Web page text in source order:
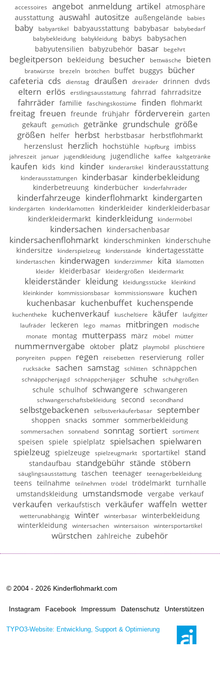
accessoires angebot anmeldung artikel atmosphäre
ausstattung auswahl autositze außengelände babies
baby babyartikel babyausstattung babybasar
babybedarf
babybekleidung
babykleidung babys
babysachen
babyutensilien
babyzubehör basar begehrt
begleitperson bekleidung besucher bettwäsche bieten
bratwürste brezeln brötchen buffet buggys
bücher
cafeteria cds dienstag draußen dreiräder drinnen dvds
eltern erlös erstlingsausstattung fahrrad fahrradsitze
fahrräder familie faschingskostüme finden flohmarkt
freitag freuen freunde frühjahr förderverein garten
gekauft
gemütlich getränke grundschule größe
größen
helfer herbst herbstbasar herbstflohmarkt
herzenslust herzlich hochstühle hüpfburg imbiss
jahreszeit januar jugendkleidung jugendliche kaffee kaltgetränke
kaufen kids kind kinder kinderartikel kinderausstattung
kinderausstattungen kinderbasar kinderbekleidung
kinderbetreuung kinderbücher kinderfahrräder
kinderfahrzeuge kinderflohmarkt kindergarten
kindergärten kinderklamotten kinderkleider kinderkleiderbasar
kinderkleidermarkt kinderkleidung kindermöbel
kindersachen kindersachenbasar
kindersachenflohmarkt kinderschminken
kinderschuhe
kindersitze
kinderspielzeug kinderstände kindertagesstätte
kindertaschen kinderwagen kinderzimmer kita
klamotten
kleider
kleiderbasar kleidergrößen kleidermarkt
kleiderständer kleidung kleidungsstücke
kleinkind
kleinkinder
kommissionsbasar kommissionsware
kuchen
kuchenbasar kuchenbuffet kuchenspende
kuchentheke kuchenverkauf kuscheltiere käufer
laufgitter
laufräder
leckeren lego mamas mitbringen
modische
monate
montag mutterpass märz möbel mütter
nummernvergabe oktober platz playmobil
plüschtiere
ponyreiten
puppen regen reisebetten reservierung roller
rucksäcke sachen samstag schlitten schnäppchen
schnäppchenjagd schnäppchenjäger schuhe schuhgrößen
schule schulhof schwangere schwangeren
schwangerschaftsbekleidung second secondhand
selbstgebackenen selbstverkäuferbasar september
shoppen snacks sommer sommerbekleidung
sommersachen sonnabend sonntag sortiert sortiment
speisen spiele spielplatz spielsachen spielwaren
spielzeug spielzeuge spielzeugmarkt sportartikel stand
standaufbau standgebühr stände stöbern
säuglingsausstattung taschen teenager teenagerbekleidung
teens teilnahme teilnehmen trödel trödelmarkt turnhalle
umstandskleidung umstandsmode vergabe verkauf
verkaufen verkaufstisch verkäufer waffeln wetter
wetterunabhängig winter winterbasar
winterbekleidung
winterkleidung
wintersachen wintersaison wintersportartikel
würstchen zahlreiche zubehör
© 2004 - 2026 Kinderflohmarkt.com
Instagram Facebook Impressum Datenschutz Unterstützen
TYPO3-Website: Entwicklung, Support & Optimierung